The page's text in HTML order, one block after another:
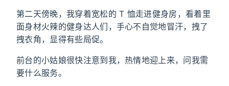
第二天傍晚，我穿着宽松的 T 恤走进健身房，看着里
面身材火辣的健身达人们，手心不自觉地冒汗，拽了
拽衣角，显得有些局促。
前台的小姑娘很快注意到我，热情地迎上来，问我需
要什么服务。